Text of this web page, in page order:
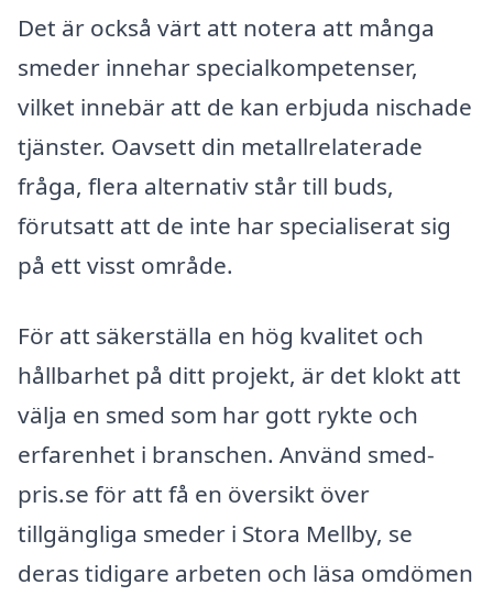
Det är också värt att notera att många
smeder innehar specialkompetenser,
vilket innebär att de kan erbjuda nischade
tjänster. Oavsett din metallrelaterade
fråga, flera alternativ står till buds,
förutsatt att de inte har specialiserat sig
på ett visst område.
För att säkerställa en hög kvalitet och
hållbarhet på ditt projekt, är det klokt att
välja en smed som har gott rykte och
erfarenhet i branschen. Använd smed-
pris.se för att få en översikt över
tillgängliga smeder i Stora Mellby, se
deras tidigare arbeten och läsa omdömen